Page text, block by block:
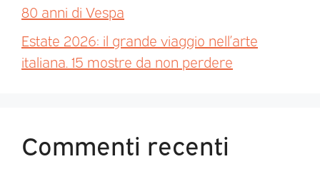
80 anni di Vespa
Estate 2026: il grande viaggio nell’arte
italiana. 15 mostre da non perdere
Commenti recenti